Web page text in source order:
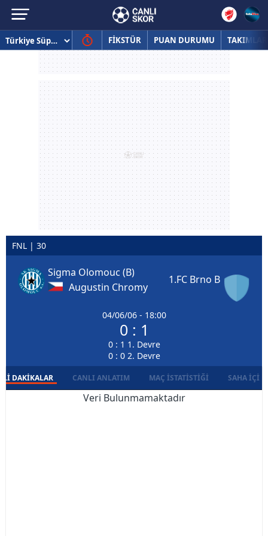
FİKSTÜR PUAN DURUMU TAKIMLAR
FNL | 30
Sigma Olomouc (B)
Augustin Chromy
04/06/06 - 18:00
0 : 1
0 : 1 1. Devre
0 : 0 2. Devre
1.FC Brno B
DAKIKALAR CANLI ANLATIM MAÇ İSTATISTIĞI SAHA İÇI
Veri Bulunmamaktadır